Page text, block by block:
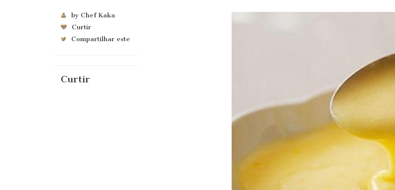
by Chef Kaka
Curtir
Compartilhar este
Curtir